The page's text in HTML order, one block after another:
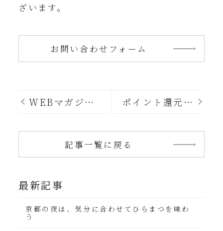
ざいます。
お問い合わせフォーム
WEBマガジン
掲載のご案内
ポイント還元率
最大10％！ひ
トプログラムの
記事一覧に戻る
最新記事
京都の夜は、気分に合わせてひらまつを味わ
う